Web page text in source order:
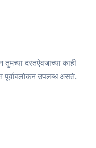
दस्तऐवजाच्या काही
पूर्वावलोकन उपलब्ध असते.